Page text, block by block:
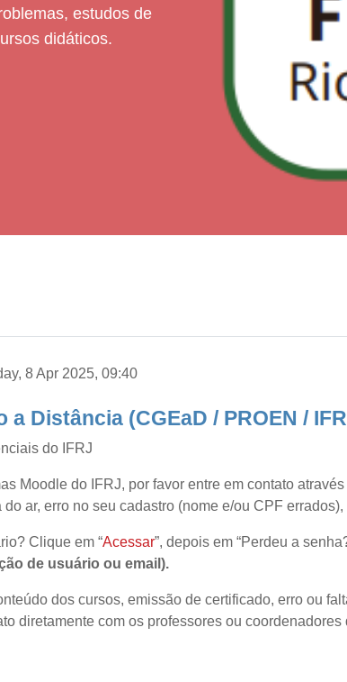
estudos de
didáticos.
8 Apr 2025, 09:40
Distância (CGEaD / PROEN /
do IFRJ
Moodle do IFRJ, por favor entre em contato através
ar, erro no seu cadastro (nome e/ou CPF
Clique em “Acessar”, depois em “Perdeu a
de usuário ou email).
dos cursos, emissão de certificado, erro ou
diretamente com os professores ou coordenadores